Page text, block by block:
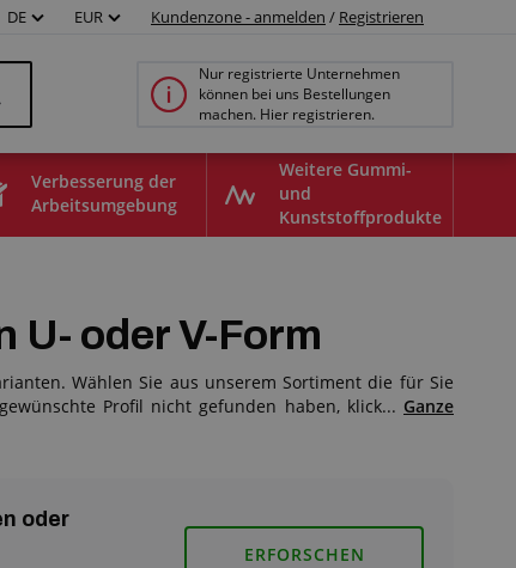
DE EUR Kundenzone - anmelden / Registrieren
Nur registrierte Unternehmen
können bei uns Bestellungen
machen. Hier registrieren.
Verbesserung der
Arbeitsumgebung
Weitere Gummi-
und
Kunststoffprodukte
oder V-Form
Wählen Sie aus unserem Sortiment die für Sie
Profil nicht gefunden haben, klick... Ganze
oder
ERFORSCHEN